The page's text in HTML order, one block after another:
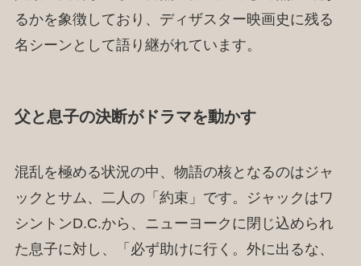
るかを象徴しており、ディザスター映画史に残る
名シーンとして語り継がれています。
父と息子の決断がドラマを動かす
混乱を極める状況の中、物語の核となるのはジャ
ックとサム、二人の「約束」です。ジャックはワ
シントンD.C.から、ニューヨークに閉じ込められ
た息子に対し、「必ず助けに行く。外に出るな、